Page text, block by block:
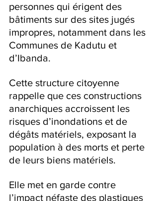
personnes qui érigent des
bâtiments sur des sites jugés
impropres, notamment dans les
Communes de Kadutu et
d’Ibanda.
Cette structure citoyenne
rappelle que ces constructions
anarchiques accroissent les
risques d’inondations et de
dégâts matériels, exposant la
population à des morts et perte
de leurs biens matériels.
Elle met en garde contre
l’impact néfaste des plastiques